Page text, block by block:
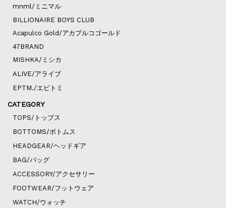
mnml/ミニマル
BILLIONAIRE BOYS CLUB
Acapulco Gold/アカプルコゴールド
47BRAND
MISHKA/ミシカ
ALIVE/アライブ
EPTM./エピトミ
CATEGORY
TOPS/トップス
BOTTOMS/ボトムス
HEADGEAR/ヘッドギア
BAG/バッグ
ACCESSORY/アクセサリー
FOOTWEAR/フットウェア
WATCH/ウォッチ